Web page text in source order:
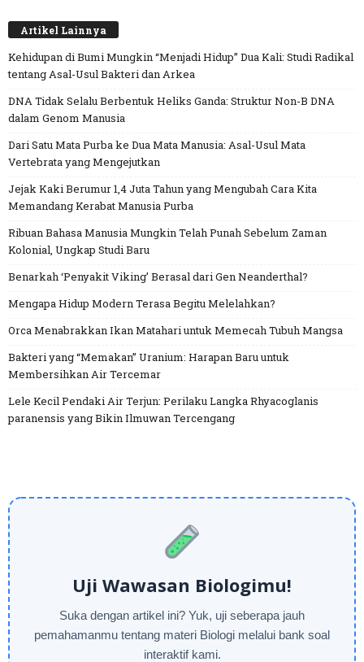
Artikel Lainnya
Kehidupan di Bumi Mungkin “Menjadi Hidup” Dua Kali: Studi Radikal
tentang Asal-Usul Bakteri dan Arkea
DNA Tidak Selalu Berbentuk Heliks Ganda: Struktur Non-B DNA
dalam Genom Manusia
Dari Satu Mata Purba ke Dua Mata Manusia: Asal-Usul Mata
Vertebrata yang Mengejutkan
Jejak Kaki Berumur 1,4 Juta Tahun yang Mengubah Cara Kita
Memandang Kerabat Manusia Purba
Ribuan Bahasa Manusia Mungkin Telah Punah Sebelum Zaman
Kolonial, Ungkap Studi Baru
Benarkah ‘Penyakit Viking’ Berasal dari Gen Neanderthal?
Mengapa Hidup Modern Terasa Begitu Melelahkan?
Orca Menabrakkan Ikan Matahari untuk Memecah Tubuh Mangsa
Bakteri yang “Memakan” Uranium: Harapan Baru untuk
Membersihkan Air Tercemar
Lele Kecil Pendaki Air Terjun: Perilaku Langka Rhyacoglanis
paranensis yang Bikin Ilmuwan Tercengang
Uji Wawasan Biologimu!
Suka dengan artikel ini? Yuk, uji seberapa jauh
pemahamanmu tentang materi Biologi melalui bank soal
interaktif kami.